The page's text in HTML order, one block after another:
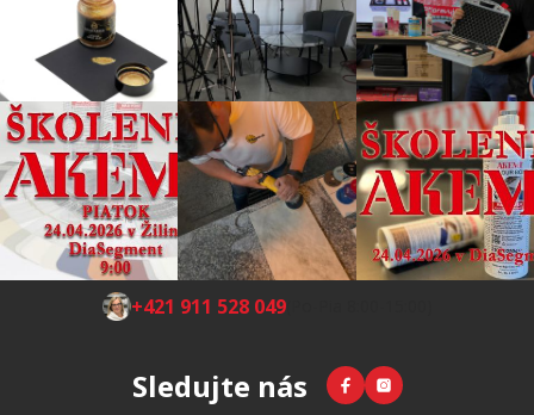
Z +421 911 528 049(Po-Pia 8:00-15:00)
Sledujte nás Facebook
Instagram